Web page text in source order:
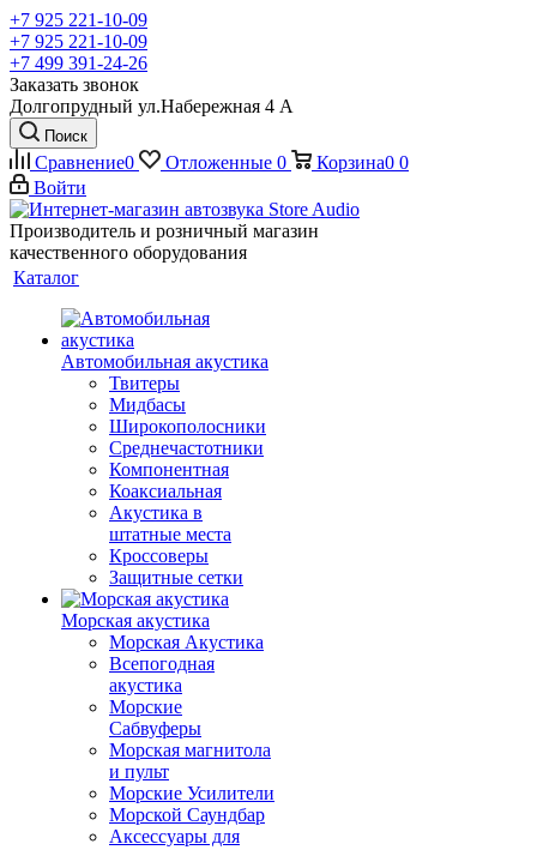
+7 925 221-10-09
+7 925 221-10-09
+7 499 391-24-26
Заказать звонок
Долгопрудный ул.Набережная 4 А
Поиск
Сравнение0 Отложенные 0 Корзина0 0
Войти
Производитель и розничный магазин
качественного оборудования
Каталог
Автомобильная акустика
Твитеры
Мидбасы
Широкополосники
Среднечастотники
Компонентная
Коаксиальная
Акустика в
штатные места
Кроссоверы
Защитные сетки
Морская акустика
Морская Акустика
Всепогодная
акустика
Морские
Сабвуферы
Морская магнитола
и пульт
Морские Усилители
Морской Cаундбар
Аксессуары для